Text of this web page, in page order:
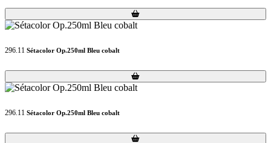
Loading...
Loading...
296.11 Sétacolor Op.250ml Bleu cobalt
Loading...
Loading...
296.11 Sétacolor Op.250ml Bleu cobalt
Loading...
Loading...